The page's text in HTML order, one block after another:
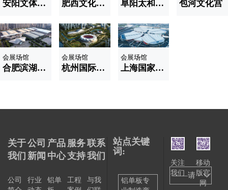
安阳文体中心 肥西文化中心 阜阳太和六馆两中心 包河文化宫
会展场馆
合肥滨湖国际会展中心
会展场馆
杭州国际博览中心
会展场馆
上海国家会展中心
关于
我们
公司
公司
新闻
行业
产品
中心
铝单
服务
支持
工程
联系
我们
与我
站点关键
词:
铝单板专
关注
我们
移动
版官
网
——请